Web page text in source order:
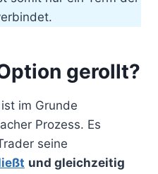
gerollt?
im Grunde
Prozess. Es
seine
und gleichzeitig